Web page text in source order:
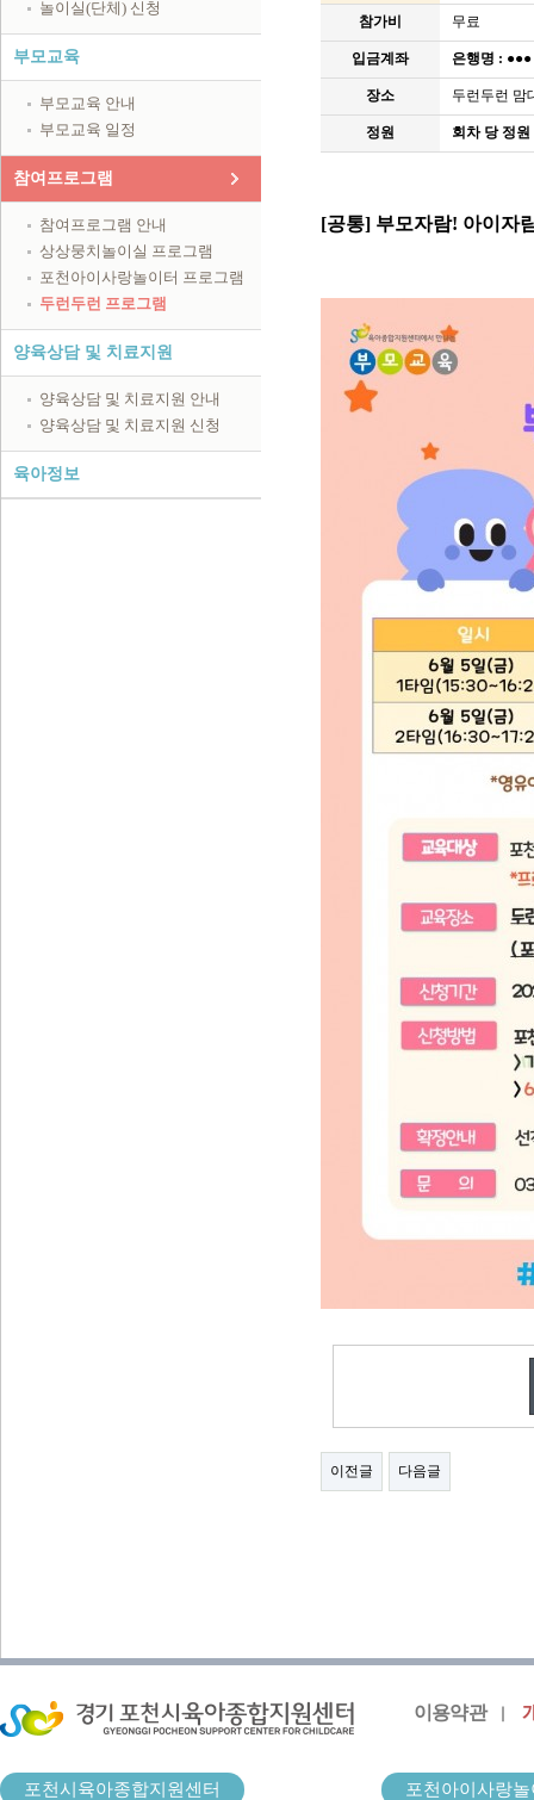
놀이실(단체) 신청
부모교육
부모교육 안내
부모교육 일정
참여프로그램
참여프로그램 안내
상상뭉치놀이실 프로그램
포천아이사랑놀이터 프로그램
두런두런 프로그램
양육상담 및 치료지원
양육상담 및 치료지원 안내
양육상담 및 치료지원 신청
육아정보
참가비 무료
입금계좌 은행명 :
장소 두런두런 맘
정원 회차 당 정원
[공통] 부모자람! 아이자
이전글 다음글
이용약관
포천시육아종합지원센터 포천아이사랑